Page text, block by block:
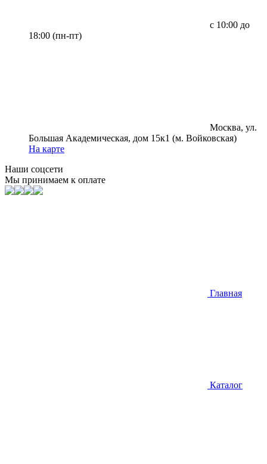
с 10:00 до
18:00 (пн-пт)
Москва, ул.
Большая Академическая, дом 15к1 (м. Войковская)
На карте
Наши соцсети
Мы принимаем к оплате
Главная
Каталог